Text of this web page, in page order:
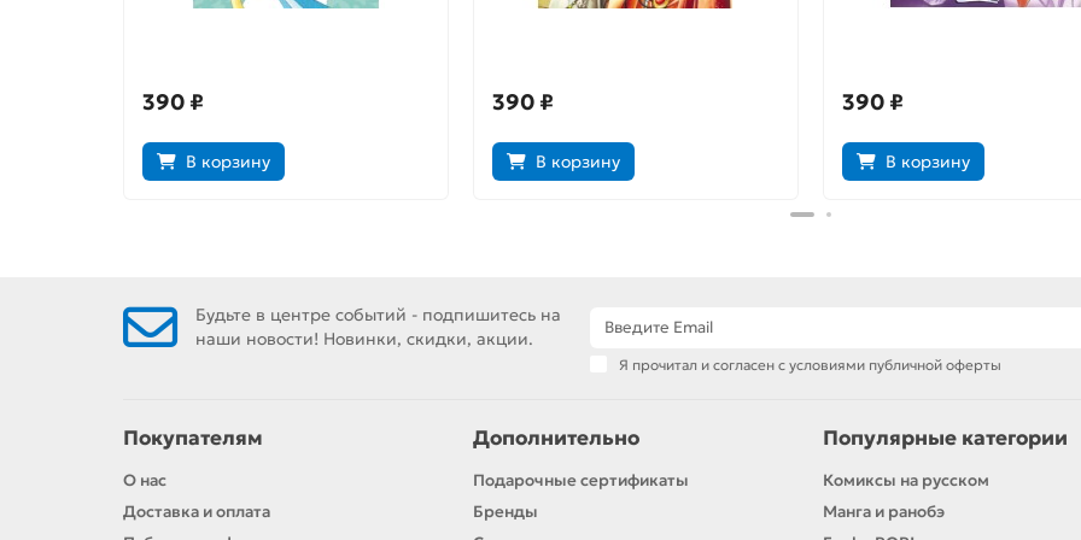
390 ₽
В корзину
390 ₽
В корзину
390 ₽
В корзину
Будьте в центре событий - подпишитесь на
наши новости! Новинки, скидки, акции.
Я прочитал и согласен с условиями публичной оферты
Покупателям
О нас
Доставка и оплата
Дополнительно
Подарочные сертификаты
Бренды
Популярные категории
Комиксы на русском
Манга и ранобэ